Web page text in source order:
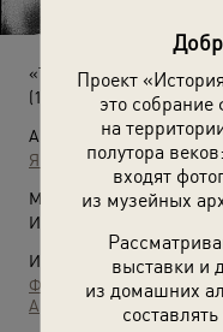
Проект
это
на
полутора
входят
из музейных
выставки и
из домашних
«Таежные звери»
(1985 - 1995)
Автор:
Яков Любченко
Место съемки:
Иркутская обл., Усть-
Источники:
Фотографии
Архив Якова Любченко